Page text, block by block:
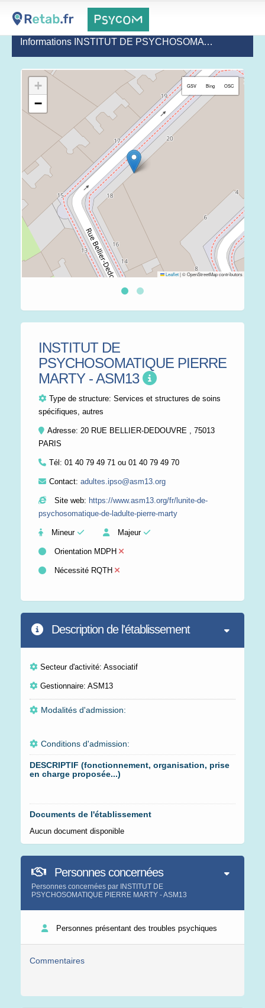
Informations INSTITUT DE PSYCHOSOMATIQUE PIERRE MARTY - ASM13
+
−
GSV Bing OSC
Leaflet|© OpenStreetMap contributors
INSTITUT DE
PSYCHOSOMATIQUE PIERRE
MARTY - ASM13
Type de structure: Services et structures de soins
spécifiques, autres
Adresse: 20 RUE BELLIER-DEDOUVRE , 75013
PARIS
Tél: 01 40 79 49 71 ou 01 40 79 49 70
Contact: adultes.ipso@asm13.org
Site web: https://www.asm13.org/fr/lunite-de-
psychosomatique-de-ladulte-pierre-marty
Mineur Majeur
Orientation MDPH
Nécessité RQTH
Description de l'établissement
Secteur d'activité: Associatif
Gestionnaire: ASM13
Modalités d'admission:
Conditions d'admission:
DESCRIPTIF (fonctionnement, organisation, prise
en charge proposée...)
Documents de l'établissement
Aucun document disponible
Personnes concernées
Personnes concernées par INSTITUT DE
PSYCHOSOMATIQUE PIERRE MARTY - ASM13
Personnes présentant des troubles psychiques
Commentaires